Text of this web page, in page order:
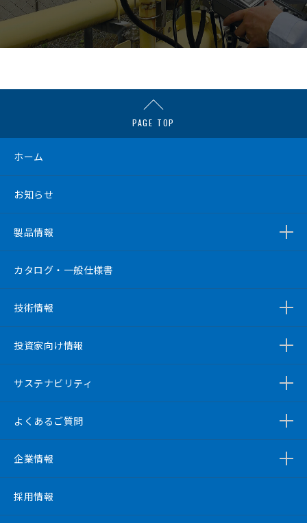
PAGE TOP
ホーム
お知らせ
製品情報
カタログ・一般仕様書
技術情報
投資家向け情報
サステナビリティ
よくあるご質問
企業情報
採用情報